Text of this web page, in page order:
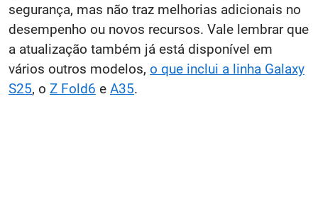
segurança, mas não traz melhorias adicionais no
desempenho ou novos recursos. Vale lembrar que
a atualização também já está disponível em
vários outros modelos, o que inclui a linha Galaxy
S25, o Z Fold6 e A35.